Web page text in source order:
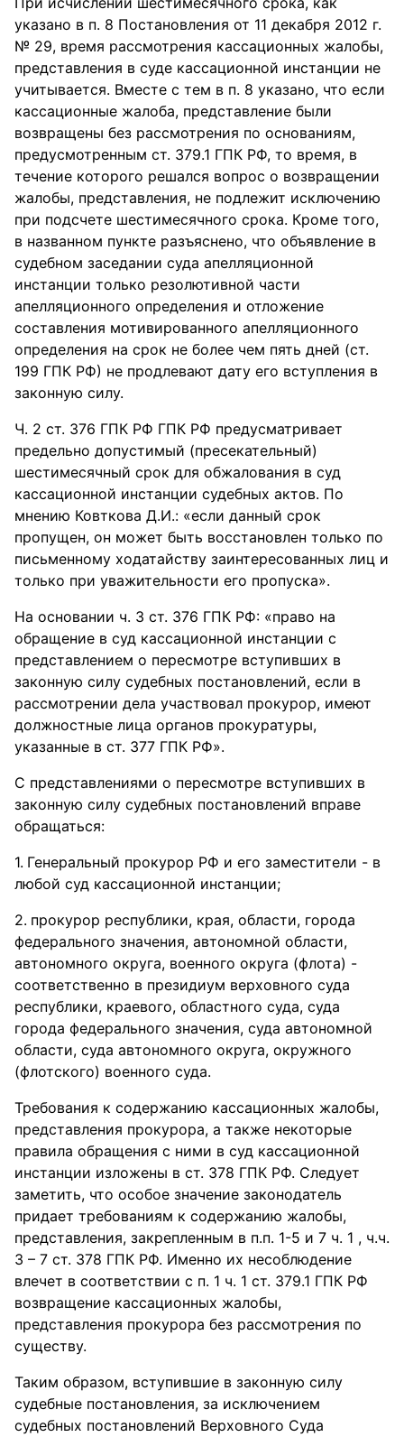
указано в п. 8 Постановления от 11 декабря 2012 г.
№ 29, время рассмотрения кассационных жалобы,
представления в суде кассационной инстанции не
учитывается. Вместе с тем в п. 8 указано, что если
кассационные жалоба, представление были
возвращены без рассмотрения по основаниям,
предусмотренным ст. 379.1 ГПК РФ, то время, в
течение которого решался вопрос о возвращении
жалобы, представления, не подлежит исключению
при подсчете шестимесячного срока. Кроме того,
в названном пункте разъяснено, что объявление в
судебном заседании суда апелляционной
инстанции только резолютивной части
апелляционного определения и отложение
составления мотивированного апелляционного
определения на срок не более чем пять дней (ст.
199 ГПК РФ) не продлевают дату его вступления в
законную силу.
Ч. 2 ст. 376 ГПК РФ ГПК РФ предусматривает
предельно допустимый (пресекательный)
шестимесячный срок для обжалования в суд
кассационной инстанции судебных актов. По
мнению Ковткова Д.И.: «если данный срок
пропущен, он может быть восстановлен только по
письменному ходатайству заинтересованных лиц и
только при уважительности его пропуска».
На основании ч. 3 ст. 376 ГПК РФ: «право на
обращение в суд кассационной инстанции с
представлением о пересмотре вступивших в
законную силу судебных постановлений, если в
рассмотрении дела участвовал прокурор, имеют
должностные лица органов прокуратуры,
указанные в ст. 377 ГПК РФ».
С представлениями о пересмотре вступивших в
законную силу судебных постановлений вправе
обращаться:
Генеральный прокурор РФ и его заместители - в
любой суд кассационной инстанции;
прокурор республики, края, области, города
федерального значения, автономной области,
автономного округа, военного округа (флота) -
соответственно в президиум верховного суда
республики, краевого, областного суда, суда
города федерального значения, суда автономной
области, суда автономного округа, окружного
(флотского) военного суда.
Требования к содержанию кассационных жалобы,
представления прокурора, а также некоторые
правила обращения с ними в суд кассационной
инстанции изложены в ст. 378 ГПК РФ. Следует
заметить, что особое значение законодатель
придает требованиям к содержанию жалобы,
представления, закрепленным в п.п. 1-5 и 7 ч. 1 , ч.ч.
3 – 7 ст. 378 ГПК РФ. Именно их несоблюдение
влечет в соответствии с п. 1 ч. 1 ст. 379.1 ГПК РФ
возвращение кассационных жалобы,
представления прокурора без рассмотрения по
существу.
Таким образом, вступившие в законную силу
судебные постановления, за исключением
судебных постановлений Верховного Суда